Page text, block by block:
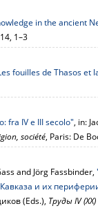
in the ancient
1–3
fouilles de Thasos et
fra IV e III secolo", in:
société, Paris: De
and Jörg Fassbinder,
и их
(Eds.), Труды IV